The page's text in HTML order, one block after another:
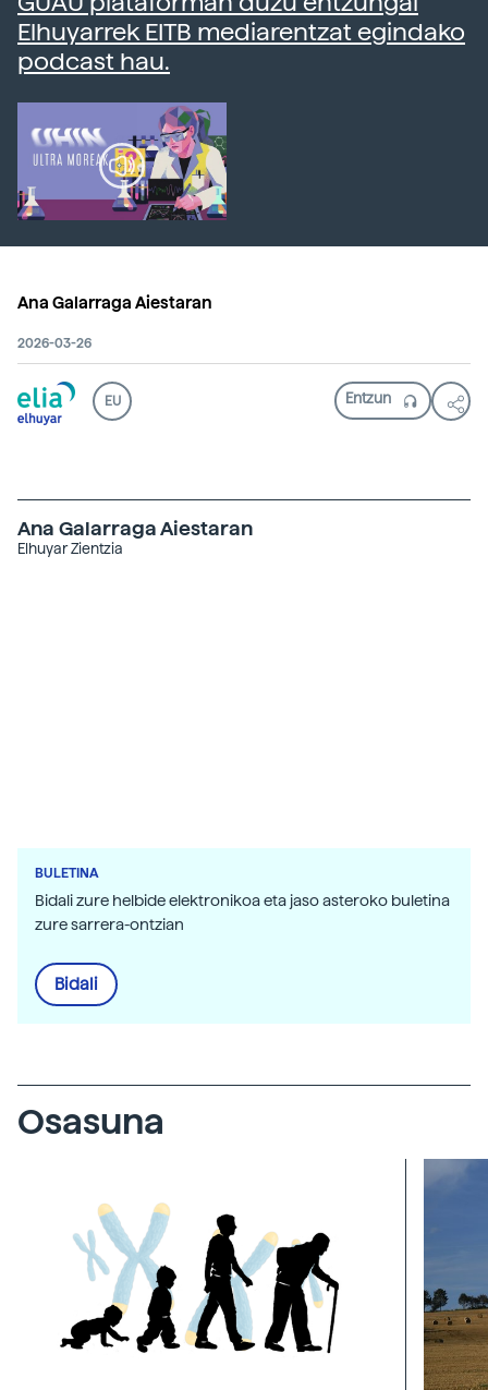
Elhuyarrek EITB mediarentzat egindako
podcast hau.
Ana Galarraga Aiestaran
2026-03-26
EU
Ana Galarraga Aiestaran
Elhuyar Zientzia
BULETINA
Bidali zure helbide elektronikoa eta jaso asteroko buletina
zure sarrera-ontzian
Bidali
Osasuna